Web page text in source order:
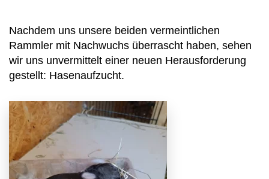
Nachdem uns unsere beiden vermeintlichen
Rammler mit Nachwuchs überrascht haben, sehen
wir uns unvermittelt einer neuen Herausforderung
gestellt: Hasenaufzucht.